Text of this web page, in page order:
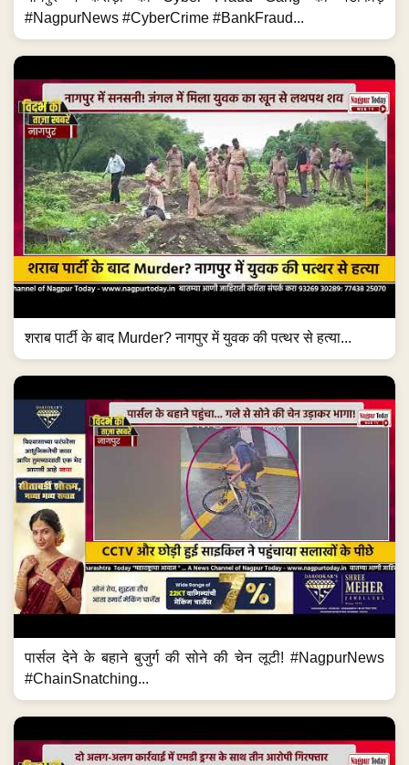
#NagpurNews #CyberCrime #BankFraud...
शराब पार्टी के बाद Murder? नागपुर में युवक की पत्थर से हत्या...
पार्सल देने के बहाने बुजुर्ग की सोने की चेन लूटी! #NagpurNews
#ChainSnatching...